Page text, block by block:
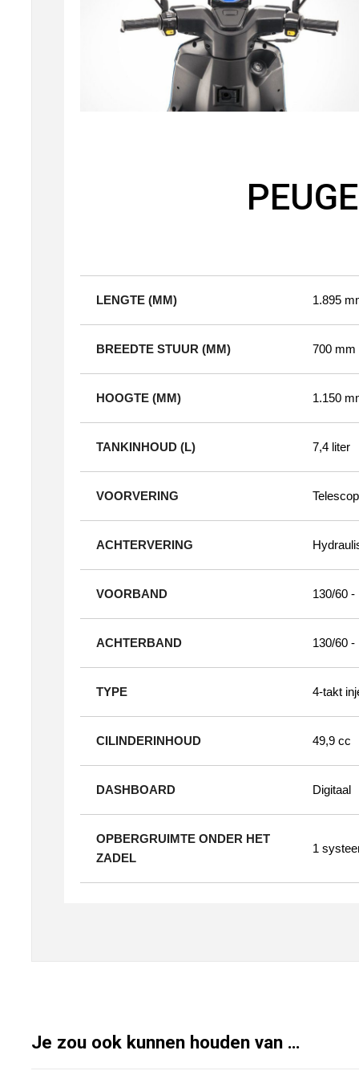
LENGTE (MM) 1.895
BREEDTE STUUR (MM) 700 mm
HOOGTE (MM) 1.150
TANKINHOUD (L) 7,4 liter
VOORVERING
ACHTERVERING
VOORBAND 130/60 -
ACHTERBAND 130/60 -
TYPE 4-takt
CILINDERINHOUD 49,9 cc
DASHBOARD Digitaal
OPBERGRUIMTE ONDER HET
ZADEL
1
Je zou ook kunnen houden van …